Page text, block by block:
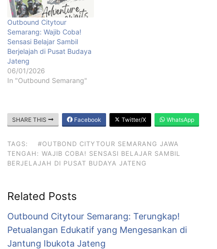
Outbound Citytour
Semarang: Wajib Coba!
Sensasi Belajar Sambil
Berjelajah di Pusat Budaya
Jateng
06/01/2026
In "Outbound Semarang"
SHARE THIS Facebook Twitter/X WhatsApp
TAGS:
#OUTBOND CITYTOUR SEMARANG JAWA
TENGAH: WAJIB COBA! SENSASI BELAJAR SAMBIL
BERJELAJAH DI PUSAT BUDAYA JATENG
Related Posts
Outbound Citytour Semarang: Terungkap!
Petualangan Edukatif yang Mengesankan di
Jantung Ibukota Jateng